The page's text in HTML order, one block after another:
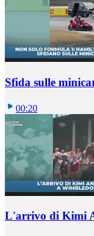
Sfida sulle
00:20
L'arrivo di Kimi